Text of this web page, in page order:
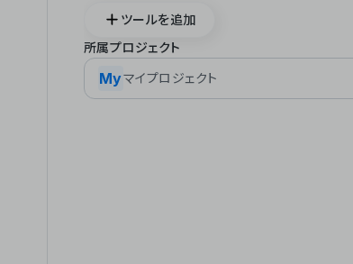
ツールを追加
所属プロジェクト
Myマイプロジェクト